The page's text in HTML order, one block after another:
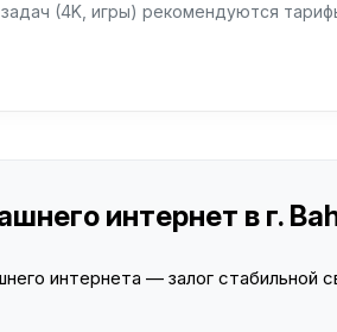
(4K, игры) рекомендуются
интернет в г.
интернета — залог стабильной